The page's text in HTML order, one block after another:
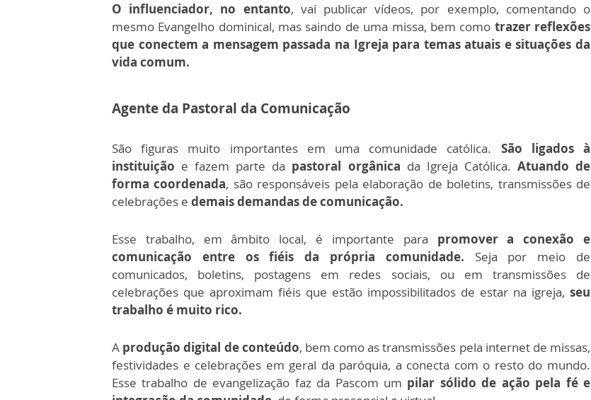
O influenciador, no entanto, vai publicar vídeos, por exemplo, comentando o
mesmo Evangelho dominical, mas saindo de uma missa, bem como trazer reflexões
que conectem a mensagem passada na Igreja para temas atuais e situações da
vida comum.
Agente da Pastoral da Comunicação
São figuras muito importantes em uma comunidade católica. São ligados à
instituição e fazem parte da pastoral orgânica da Igreja Católica. Atuando de
forma coordenada, são responsáveis pela elaboração de boletins, transmissões de
celebrações e demais demandas de comunicação.
Esse trabalho, em âmbito local, é importante para promover a conexão e
comunicação entre os fiéis da própria comunidade. Seja por meio de
comunicados, boletins, postagens em redes sociais, ou em transmissões de
celebrações que aproximam fiéis que estão impossibilitados de estar na igreja, seu
trabalho é muito rico.
A produção digital de conteúdo, bem como as transmissões pela internet de missas,
festividades e celebrações em geral da paróquia, a conecta com o resto do mundo.
Esse trabalho de evangelização faz da Pascom um pilar sólido de ação pela fé e